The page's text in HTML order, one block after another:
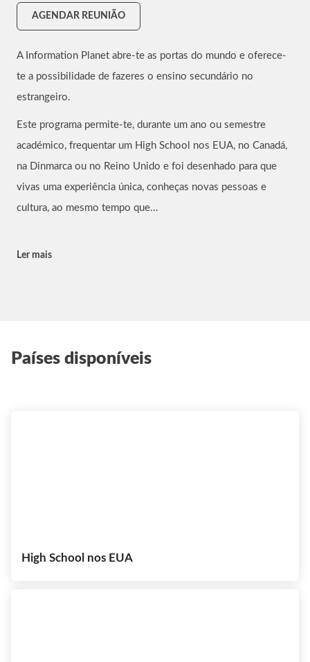
AGENDAR REUNIÃO
A Information Planet abre-te as portas do mundo e oferece-
te a possibilidade de fazeres o ensino secundário no
estrangeiro.
Este programa permite-te, durante um ano ou semestre
académico, frequentar um High School nos EUA, no Canadá,
na Dinmarca ou no Reino Unido e foi desenhado para que
vivas uma experiência única, conheças novas pessoas e
cultura, ao mesmo tempo que...
Ler mais
Países disponíveis
High School nos EUA